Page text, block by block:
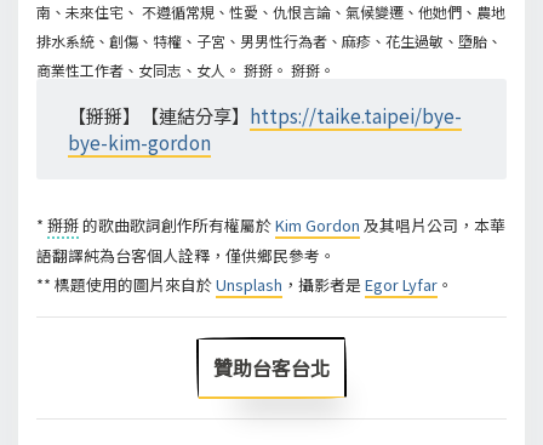
南、未來住宅、 不遵循常規、性愛、仇恨言論、氣候變遷、他她們、農地
排水系統、創傷、特權、子宮、男男性行為者、麻疹、花生過敏、墮胎、
商業性工作者、女同志、女人。 掰掰。 掰掰。
【掰掰】【連結分享】 https://taike.taipei/bye-
bye-kim-gordon
* 掰掰的歌曲歌詞創作所有權屬於Kim Gordon 及其唱片公司，本華
語翻譯純為台客個人詮釋，僅供鄉民參考。
** 標題使用的圖片來自於Unsplash ，攝影者是 Egor Lyfar 。
贊助台客台北